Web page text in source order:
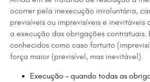
ocorrer pela inexecução involuntária,
previsíveis ou imprevisíveis e inevitáveis
a execução das obrigações contratuais.
conhecidos como caso fortuito
força maior (previsível, mas inevitável).
Execução – quando todas as